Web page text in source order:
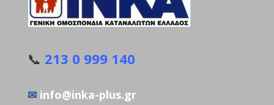
📞 213 0 999 140
✉ info@inka-plus.gr